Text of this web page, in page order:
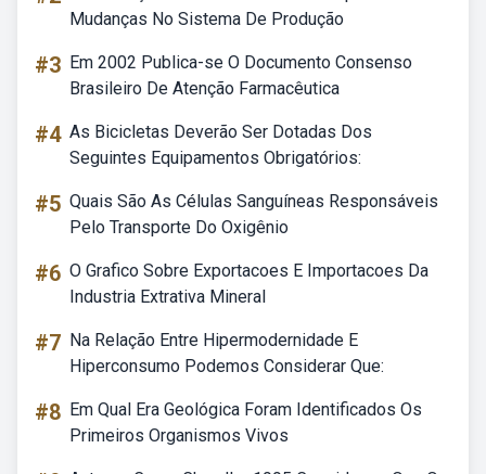
Mudanças No Sistema De Produção
#3 Em 2002 Publica-se O Documento Consenso
Brasileiro De Atenção Farmacêutica
#4 As Bicicletas Deverão Ser Dotadas Dos
Seguintes Equipamentos Obrigatórios:
#5 Quais São As Células Sanguíneas Responsáveis
Pelo Transporte Do Oxigênio
#6 O Grafico Sobre Exportacoes E Importacoes Da
Industria Extrativa Mineral
#7 Na Relação Entre Hipermodernidade E
Hiperconsumo Podemos Considerar Que:
#8 Em Qual Era Geológica Foram Identificados Os
Primeiros Organismos Vivos